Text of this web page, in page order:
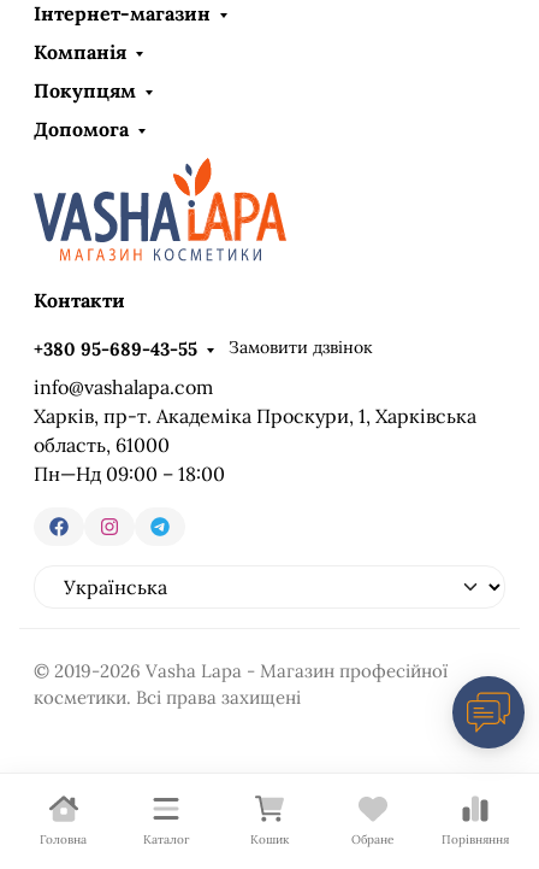
Головна Каталог Кошик Обране Порівняння
Інтернет-магазин
Компанія
Покупцям
Допомога
Контакти
+380 95-689-43-55 Замовити дзвінок
info@vashalapa.com
Харків, пр-т. Академіка Проскури, 1, Харківська
область, 61000
Пн—Нд 09:00 – 18:00
© 2019-2026 Vasha Lapa - Магазин професійної
косметики. Всі права захищені